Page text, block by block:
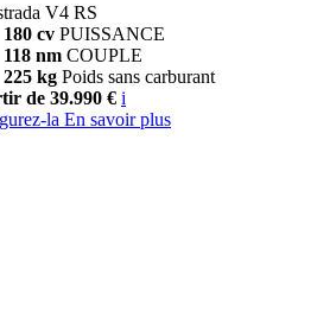
V4 RS
180 cv PUISSANCE
118 nm COUPLE
225 kg Poids sans carburant
de 39.990 € i
la En savoir plus